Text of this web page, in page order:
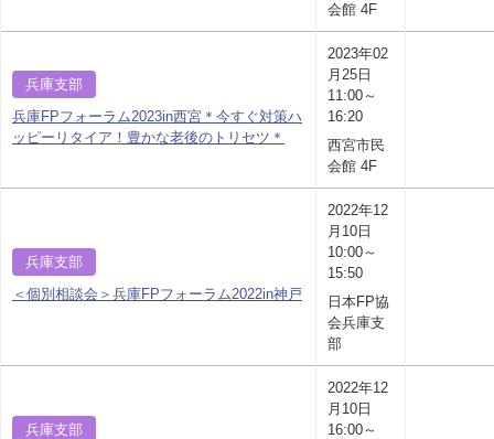
会館 4F
兵庫支部
兵庫FPフォーラム2023in西宮＊今すぐ対策ハ
ッピーリタイア！豊かな老後のトリセツ＊
2023年02
月25日
11:00～
16:20
西宮市民
会館 4F
兵庫支部
＜個別相談会＞兵庫FPフォーラム2022in神戸
2022年12
月10日
10:00～
15:50
日本FP協
会兵庫支
部
兵庫支部
2022年12
月10日
16:00～